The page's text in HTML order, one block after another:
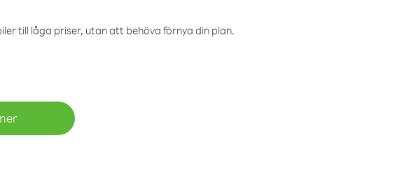
till låga priser, utan att behöva förnya din plan.